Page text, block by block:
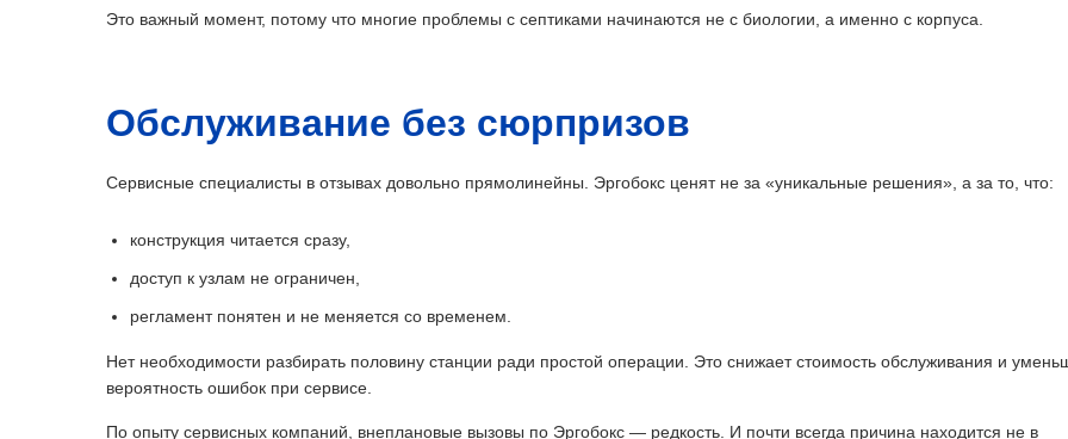
Это важный момент, потому что многие проблемы с септиками начинаются не с биологии, а именно с корпуса.
Обслуживание без сюрпризов
Сервисные специалисты в отзывах довольно прямолинейны. Эргобокс ценят не за «уникальные решения», а за то, что:
конструкция читается сразу,
доступ к узлам не ограничен,
регламент понятен и не меняется со временем.
Нет необходимости разбирать половину станции ради простой операции. Это снижает стоимость обслуживания и
вероятность ошибок при сервисе.
По опыту сервисных компаний, внеплановые вызовы по Эргобокс — редкость. И почти всегда причина находится не в